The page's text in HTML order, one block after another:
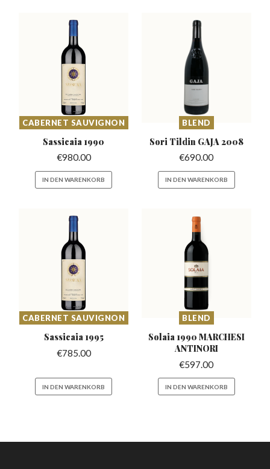
CABERNET SAUVIGNON
Sassicaia 1990
€980.00
IN DEN WARENKORB
BLEND
Sori Tildin GAJA 2008
€690.00
IN DEN WARENKORB
CABERNET SAUVIGNON
Sassicaia 1995
€785.00
IN DEN WARENKORB
BLEND
Solaia 1990 MARCHESI
ANTINORI
€597.00
IN DEN WARENKORB